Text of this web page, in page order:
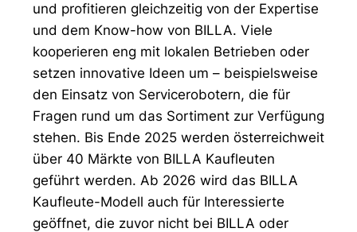
und profitieren gleichzeitig von der Expertise
und dem Know-how von BILLA. Viele
kooperieren eng mit lokalen Betrieben oder
setzen innovative Ideen um – beispielsweise
den Einsatz von Servicerobotern, die für
Fragen rund um das Sortiment zur Verfügung
stehen. Bis Ende 2025 werden österreichweit
über 40 Märkte von BILLA Kaufleuten
geführt werden. Ab 2026 wird das BILLA
Kaufleute-Modell auch für Interessierte
geöffnet, die zuvor nicht bei BILLA oder